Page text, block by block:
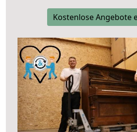
Kostenlose Angebote